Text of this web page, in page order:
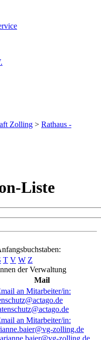
Zolling > Rathaus -
Liste
T V W Z
der Verwaltung
Mail